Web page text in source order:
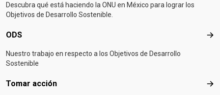
Descubra qué está haciendo la ONU en México para lograr los
Objetivos de Desarrollo Sostenible.
ODS
Nuestro trabajo en respecto a los Objetivos de Desarrollo
Sostenible
Tomar acción